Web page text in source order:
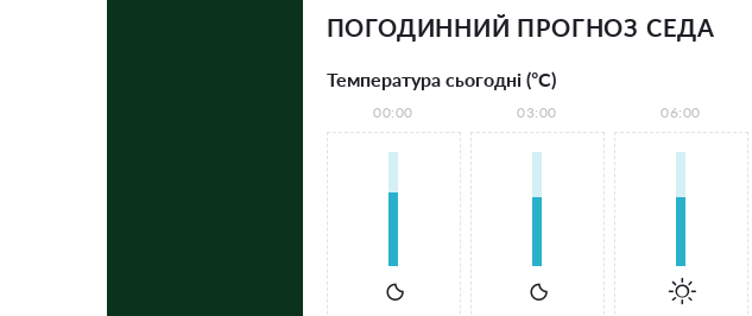
ПОГОДИННИЙ ПРОГНОЗ СЕДА
Температура сьогодні (°С)
00:00 03:00 06:00